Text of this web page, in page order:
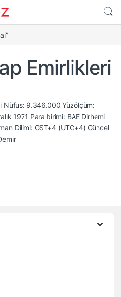
Emirlikleri
Nüfus: 9.346.000 Yüzölçüm:
1971 Para birimi: BAE Dirhemi
Dilimi: GST+4 (UTC+4) Güncel